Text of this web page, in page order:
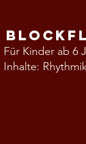
Für Kinder ab 6
Inhalte: